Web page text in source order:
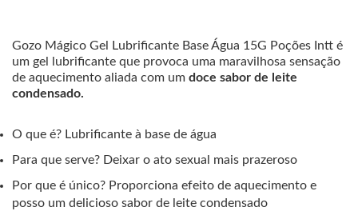
Gozo Mágico Gel Lubrificante Base Água 15G Poções Intt é
um gel lubrificante que provoca uma maravilhosa sensação
de aquecimento aliada com um doce sabor de leite
condensado.
O que é? Lubrificante à base de água
Para que serve? Deixar o ato sexual mais prazeroso
Por que é único? Proporciona efeito de aquecimento e
posso um delicioso sabor de leite condensado